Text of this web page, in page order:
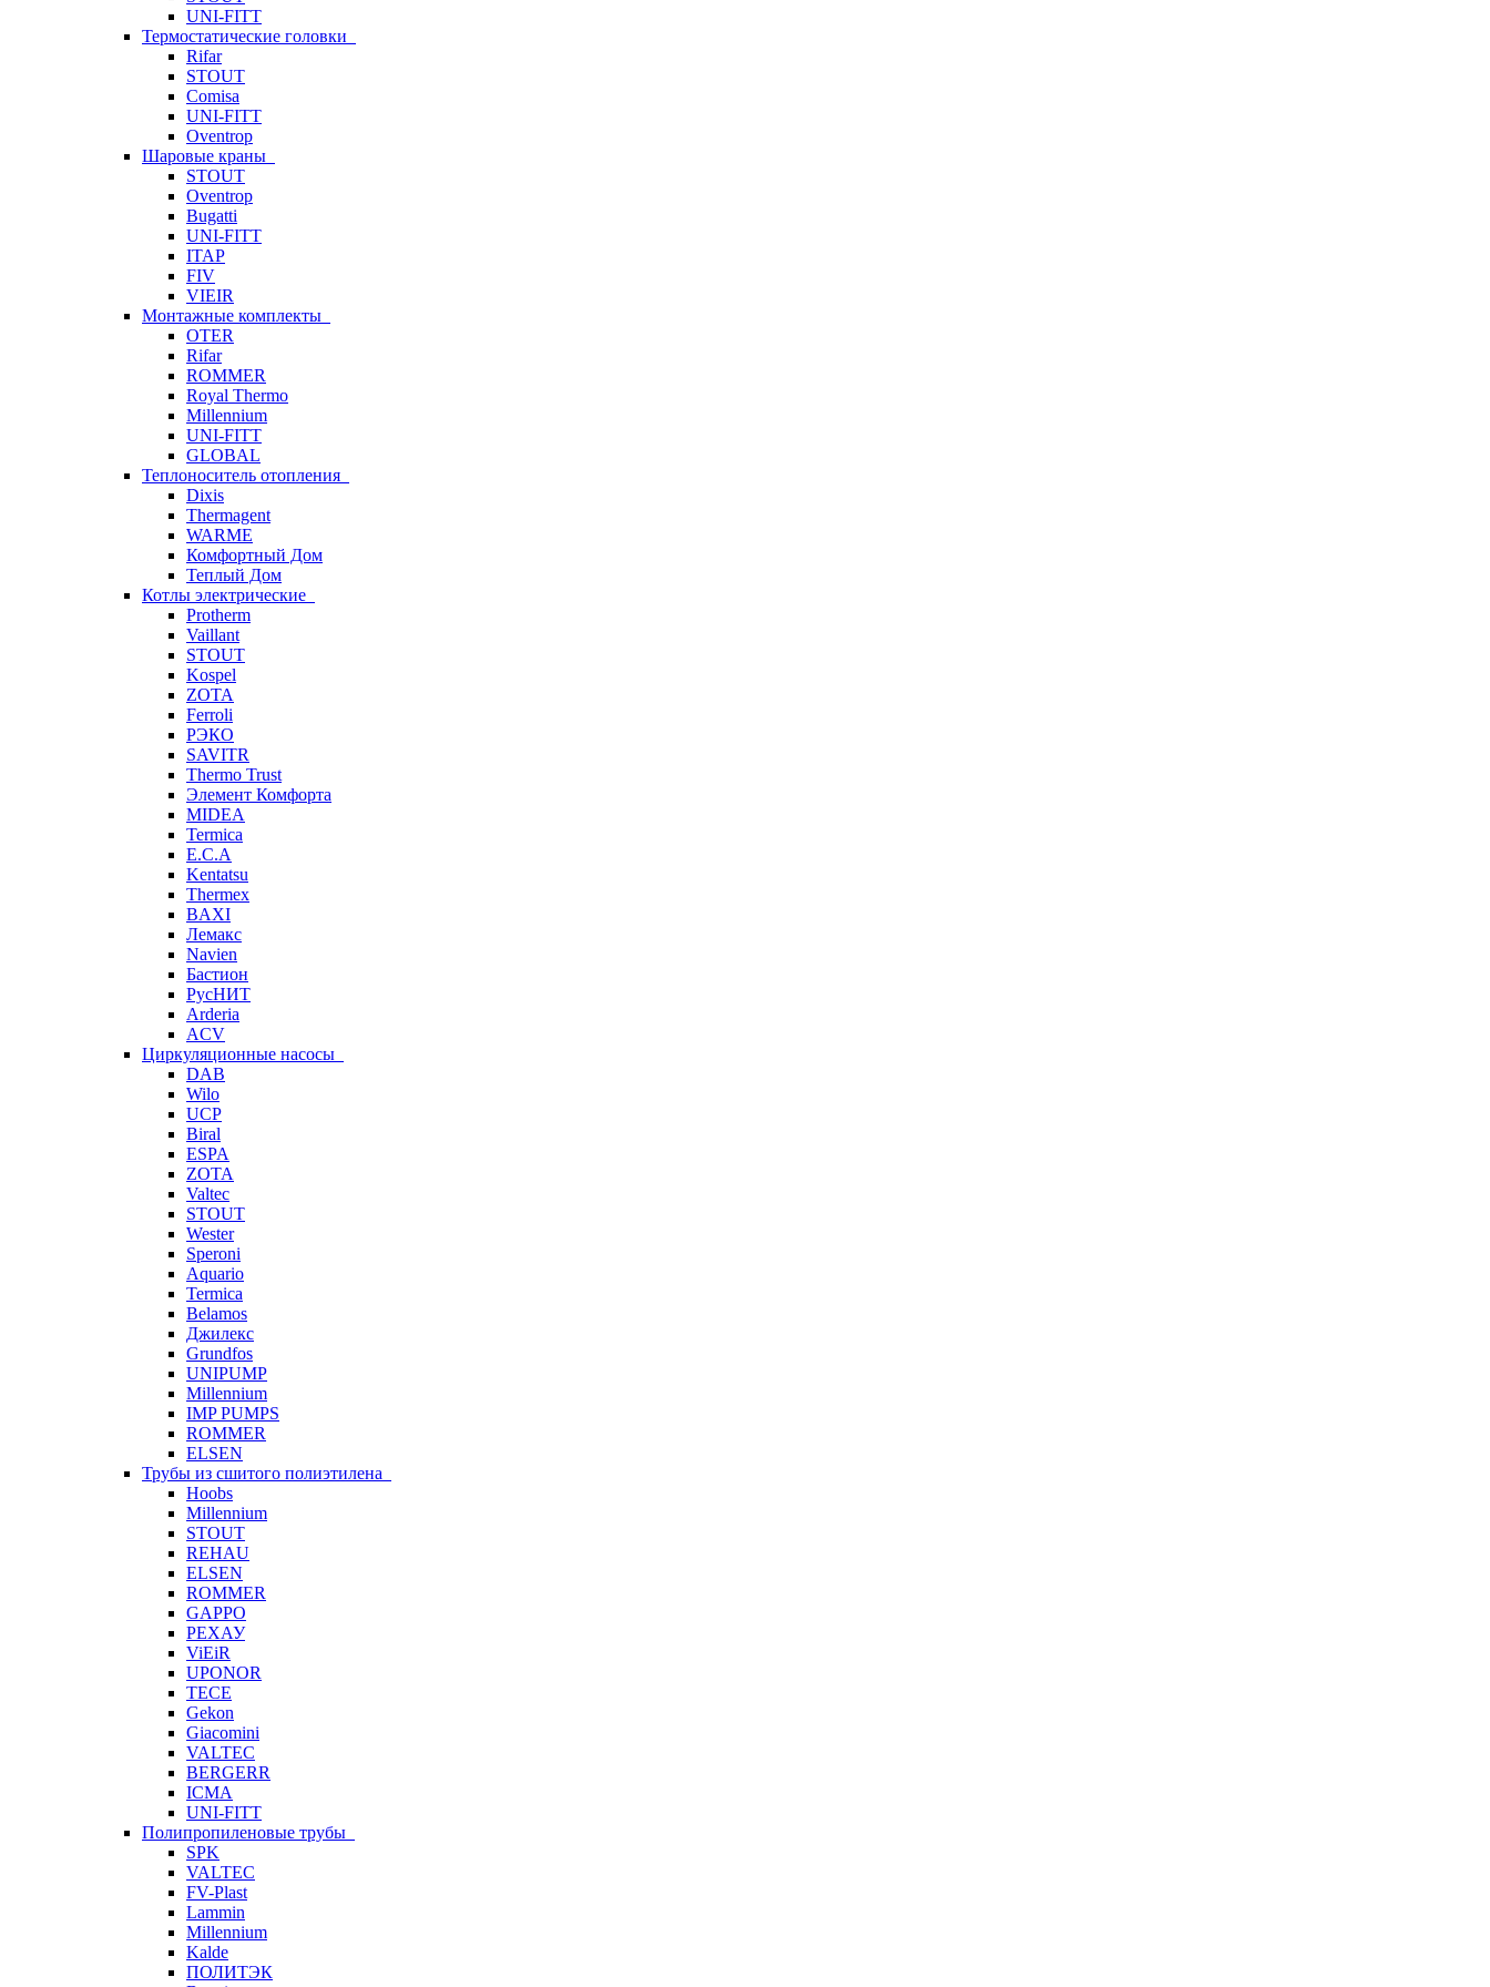
UNI-FITT
Термостатические головки
Rifar
STOUT
Comisa
UNI-FITT
Oventrop
Шаровые краны
STOUT
Oventrop
Bugatti
UNI-FITT
ITAP
FIV
VIEIR
Монтажные комплекты
OTER
Rifar
ROMMER
Royal Thermo
Millennium
UNI-FITT
GLOBAL
Теплоноситель отопления
Dixis
Thermagent
WARME
Комфортный Дом
Теплый Дом
Котлы электрические
Protherm
Vaillant
STOUT
Kospel
ZOTA
Ferroli
РЭКО
SAVITR
Thermo Trust
Элемент Комфорта
MIDEA
Termica
E.C.A
Kentatsu
Thermex
BAXI
Лемакс
Navien
Бастион
РусНИТ
Arderia
ACV
Циркуляционные насосы
DAB
Wilo
UCP
Biral
ESPA
ZOTA
Valtec
STOUT
Wester
Speroni
Aquario
Termica
Belamos
Джилекс
Grundfos
UNIPUMP
Millennium
IMP PUMPS
ROMMER
ELSEN
Трубы из сшитого полиэтилена
Hoobs
Millennium
STOUT
REHAU
ELSEN
ROMMER
GAPPO
РЕХАУ
ViEiR
UPONOR
TECE
Gekon
Giacomini
VALTEC
BERGERR
ICMA
UNI-FITT
Полипропиленовые трубы
SPK
VALTEC
FV-Plast
Lammin
Millennium
Kalde
ПОЛИТЭК